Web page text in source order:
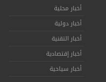
أخبار محلية
أخبار دولية
أخبار التقنية
أخبار إقتصادية
أخبار سياحية